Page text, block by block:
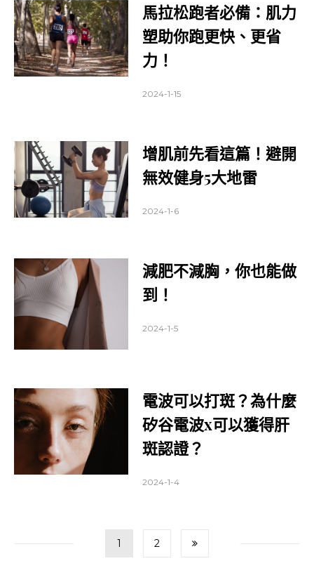
馬拉松跑者必備：肌力
塑助你跑更快、更省
力！
2024-1-15
增肌前先看這篇！避開
無效健身5大地雷
2024-1-6
減肥不減胸，你也能做
到！
2024-1-5
電波可以打斑？為什麼
矽谷電波x可以獲得肝
斑認證？
2024-1-4
Page
1 Page
2